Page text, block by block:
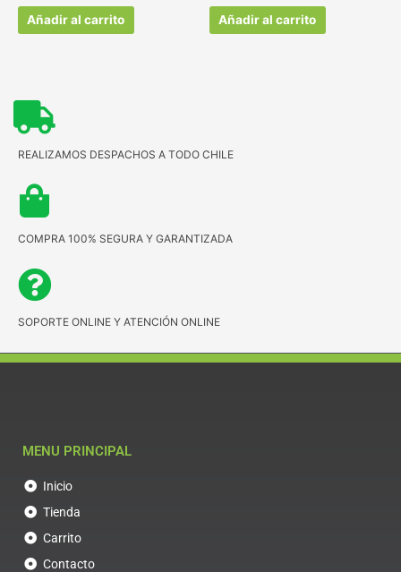
Añadir al carrito Añadir al carrito
REALIZAMOS DESPACHOS A TODO CHILE
COMPRA 100% SEGURA Y GARANTIZADA
SOPORTE ONLINE Y ATENCIÓN ONLINE
MENU PRINCIPAL
Inicio
Tienda
Carrito
Contacto